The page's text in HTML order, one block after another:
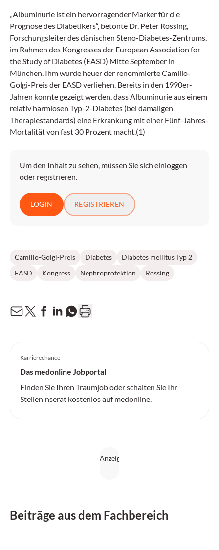
„Albuminurie ist ein hervorragender Marker für die
Prognose des Diabetikers“, betonte Dr. Peter Rossing,
Forschungsleiter des dänischen Steno-Diabetes-Zentrums,
im Rahmen des Kongresses der European Association for
the Study of Diabetes (EASD) Mitte September in
München. Ihm wurde heuer der renommierte Camillo-
Golgi-Preis der EASD verliehen. Bereits in den 1990er-
Jahren konnte gezeigt werden, dass Albuminurie aus einem
relativ harmlosen Typ-2-Diabetes (bei damaligen
Therapiestandards) eine Erkrankung mit einer Fünf-Jahres-
Mortalität von fast 30 Prozent macht.(1)
Um den Inhalt zu sehen, müssen Sie sich einloggen
oder registrieren.
LOGIN REGISTRIEREN
Camillo-Golgi-Preis Diabetes
Diabetes mellitus Typ 2
EASD
Kongress Nephroprotektion Rossing
Karrierechance
Das medonline Jobportal
Finden Sie Ihren Traumjob oder schalten Sie Ihr
Stelleninserat kostenlos auf medonline.
Beiträge aus dem Fachbereich